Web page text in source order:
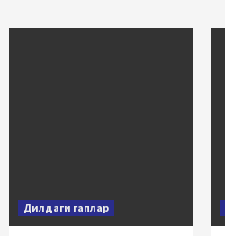
Дилдаги гаплар